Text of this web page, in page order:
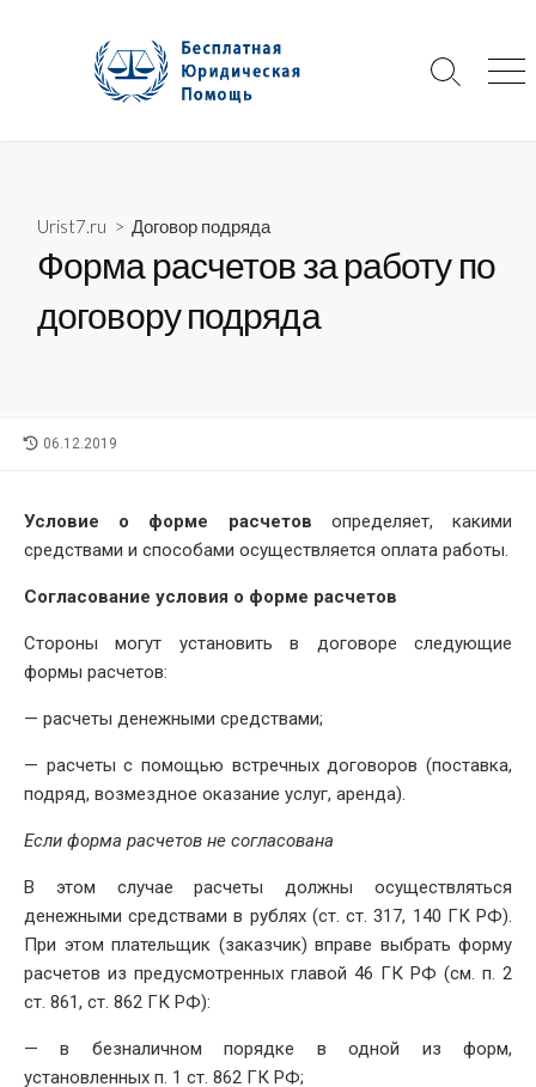
Search
Urist7.ru > Договор подряда
Форма расчетов за работу по
договору подряда
LAST
06.12.2019
Условие о форме расчетов определяет, какими
средствами и способами осуществляется оплата работы.
Согласование условия о форме расчетов
Стороны могут установить в договоре следующие
формы расчетов:
— расчеты денежными средствами;
— расчеты с помощью встречных договоров (поставка,
подряд, возмездное оказание услуг, аренда).
Если форма расчетов не согласована
В этом случае расчеты должны осуществляться
денежными средствами в рублях (ст. ст. 317, 140 ГК РФ).
При этом плательщик (заказчик) вправе выбрать форму
расчетов из предусмотренных главой 46 ГК РФ (см. п. 2
ст. 861, ст. 862 ГК РФ):
— в безналичном порядке в одной из форм,
установленных п. 1 ст. 862 ГК РФ;